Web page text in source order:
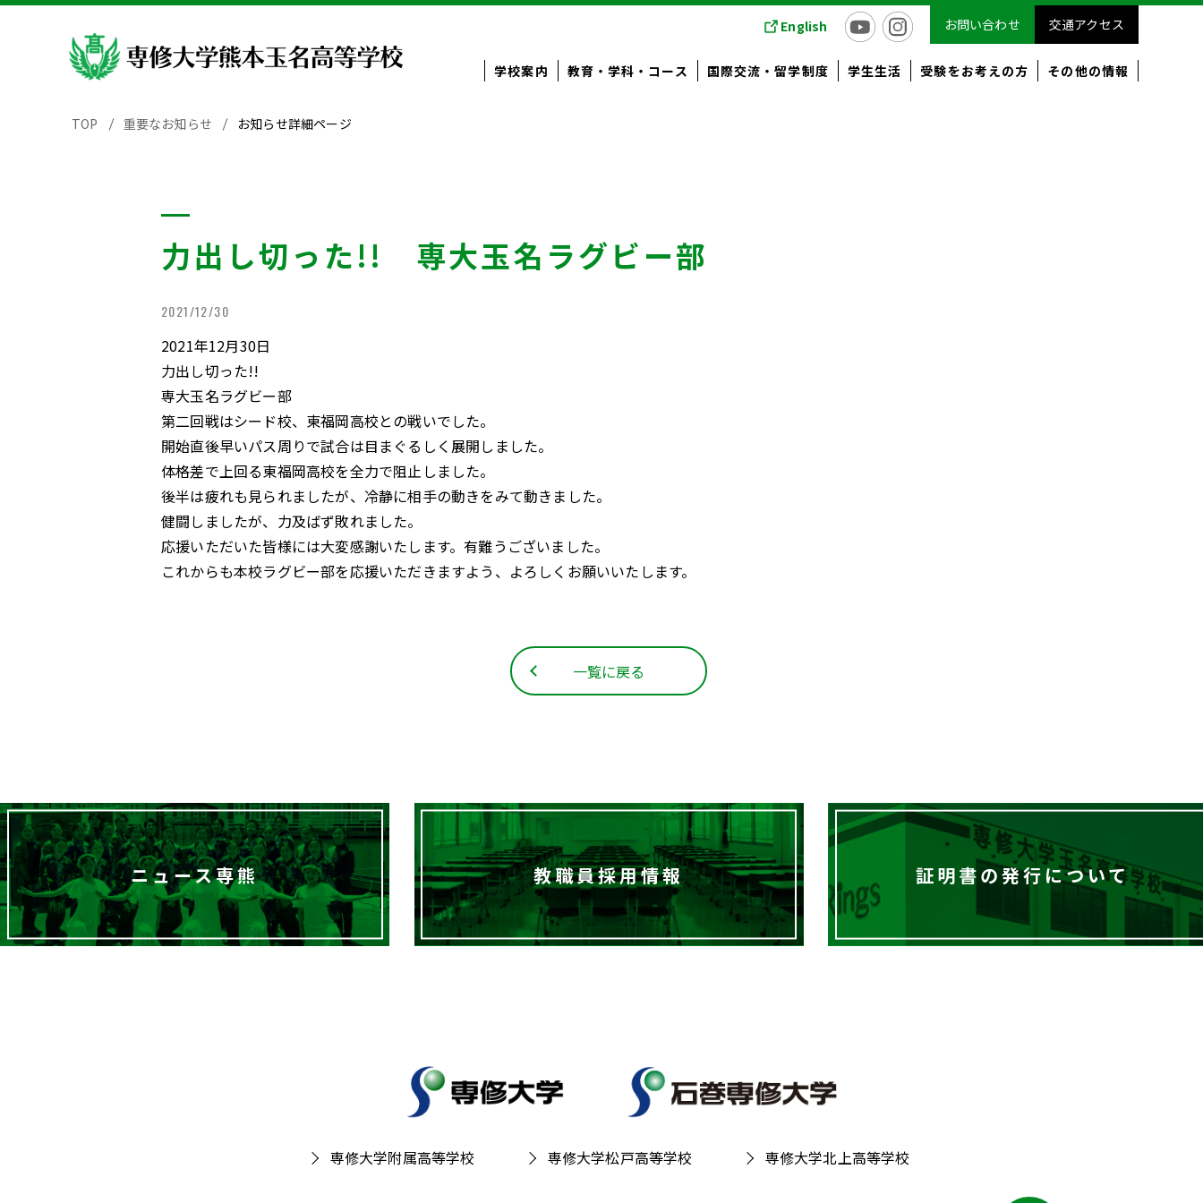
学校案内 教育・学科・コース 国際交流・留学制度 学生生活 受験をお考えの方 その他の情報
English お問い合わせ 交通アクセス
TOP 重要なお知らせ お知らせ詳細ページ
力出し切った!! 専大玉名ラグビー部
2021/12/30
2021年12月30日
力出し切った!!
専大玉名ラグビー部
第二回戦はシード校、東福岡高校との戦いでした。
開始直後早いパス周りで試合は目まぐるしく展開しました。
体格差で上回る東福岡高校を全力で阻止しました。
後半は疲れも見られましたが、冷静に相手の動きをみて動きました。
健闘しましたが、力及ばず敗れました。
応援いただいた皆様には大変感謝いたします。有難うございました。
これからも本校ラグビー部を応援いただきますよう、よろしくお願いいたします。
一覧に戻る
ニュース専熊 教職員採用情報 証明書の発行について
専修大学附属高等学校 専修大学松戸高等学校 専修大学北上高等学校